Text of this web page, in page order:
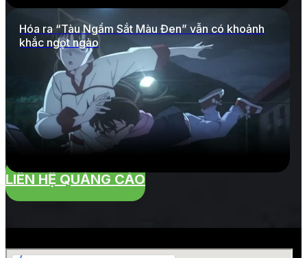
Hóa ra “Tàu Ngầm Sắt Màu Đen” vẫn có khoảnh
khắc ngọt ngào
LIÊN HỆ QUẢNG CÁO